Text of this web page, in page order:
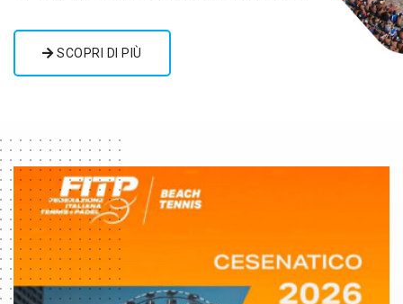
SCOPRI DI PIÙ